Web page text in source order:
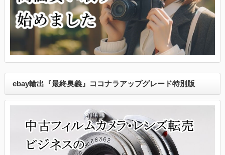
ebay輸出『最終奥義』ココナラアップグレード特別版